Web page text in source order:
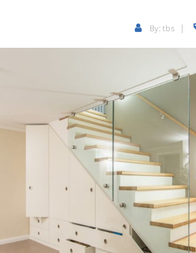
By:tbs